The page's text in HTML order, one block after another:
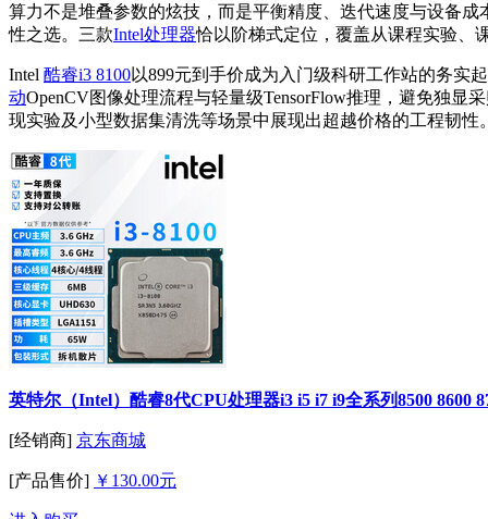
算力不是堆叠参数的炫技，而是平衡精度、迭代速度与设备
性之选。三款Intel处理器恰以阶梯式定位，覆盖从课程实验、
Intel 酷睿i3 8100以899元到手价成为入门级科研工作站的务实
动OpenCV图像处理流程与轻量级TensorFlow推理，避免独
现实验及小型数据集清洗等场景中展现出超越价格的工程韧性
英特尔（Intel）酷睿8代CPU处理器i3 i5 i7 i9全系列8500 8600
[经销商] 京东商城
[产品售价] ￥130.00元